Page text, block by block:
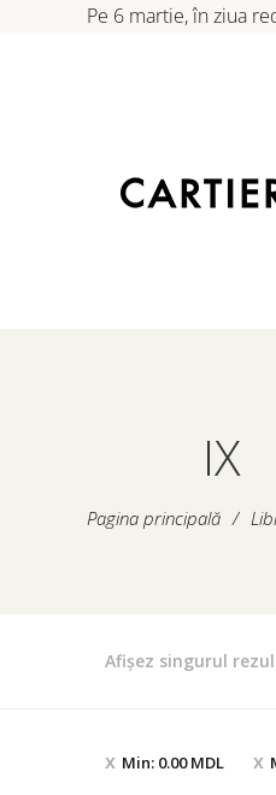
Pe 6 martie, în ziua
IX
Pagina principală /
Afișez singurul
Min: 0.00MDL